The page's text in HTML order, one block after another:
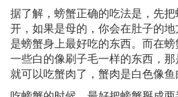
据了解，螃蟹正确的吃法是，先
开，如果是母的，你会在肚子的
是螃蟹身上最好吃的东西。而在
一些白的像刷子毛一样的东西，那
就可以吃蟹肉了，蟹肉是白色像鱼